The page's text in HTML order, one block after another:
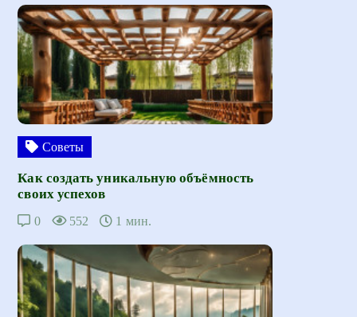
Советы
Как создать уникальную объёмность
своих успехов
0 552 1 мин.